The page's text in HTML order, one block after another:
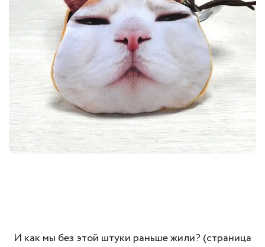
И как мы без этой штуки раньше жили? (страница